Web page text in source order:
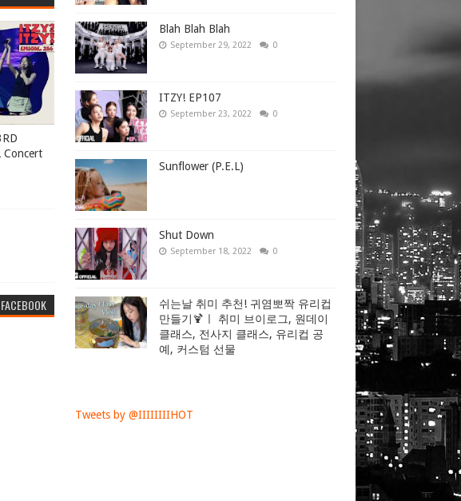
Concert
FACEBOOK
Blah Blah Blah
September 29, 2022 0
ITZY! EP107
September 23, 2022 0
Sunflower (P.E.L)
Shut Down
September 18, 2022 0
쉬는날 취미 추천! 귀염뽀짝 유리컵
만들기🍹ㅣ 취미 브이로그, 원데이
클래스, 전사지 클래스, 유리컵 공
예, 커스텀 선물
Tweets by @IIIIIIIIHOT